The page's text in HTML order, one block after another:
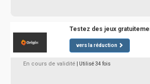
Testez des jeux
vers la réduction
En cours de validité | Utilisé 34 fois